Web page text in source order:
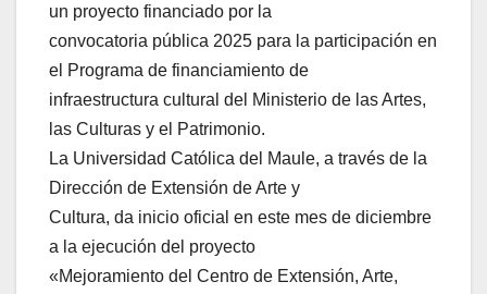
un proyecto financiado por la
convocatoria pública 2025 para la participación en
el Programa de financiamiento de
infraestructura cultural del Ministerio de las Artes,
las Culturas y el Patrimonio.
La Universidad Católica del Maule, a través de la
Dirección de Extensión de Arte y
Cultura, da inicio oficial en este mes de diciembre
a la ejecución del proyecto
«Mejoramiento del Centro de Extensión, Arte,